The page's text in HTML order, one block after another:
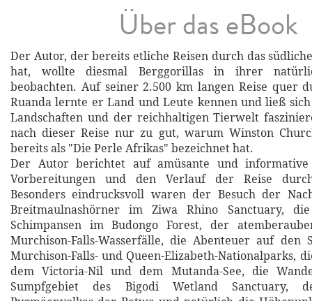
Über das eBook
Der Autor, der bereits etliche Reisen durch das
hat, wollte diesmal Berggorillas in ihrer
beobachten. Auf seiner 2.500 km langen Reise quer
Ruanda lernte er Land und Leute kennen und ließ
Landschaften und der reichhaltigen Tierwelt
nach dieser Reise nur zu gut, warum Winston
bereits als "Die Perle Afrikas" bezeichnet hat.
Der Autor berichtet auf amüsante und
Vorbereitungen und den Verlauf der Reise
Besonders eindrucksvoll waren der Besuch der
Breitmaulnashörner im Ziwa Rhino Sanctuary,
Schimpansen im Budongo Forest, der
Murchison-Falls-Wasserfälle, die Abenteuer auf den
Murchison-Falls- und Queen-Elizabeth-Nationalparks,
dem Victoria-Nil und dem Mutanda-See, die
Sumpfgebiet des Bigodi Wetland Sanctuary,